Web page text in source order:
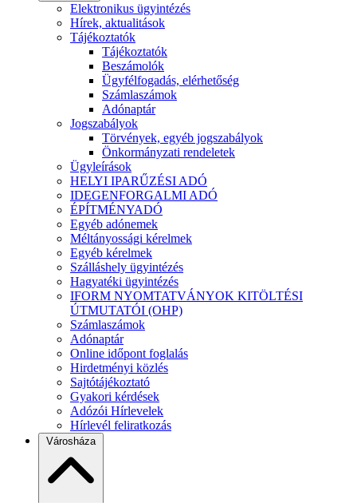
Elektronikus ügyintézés
Hírek, aktualitások
Tájékoztatók
Tájékoztatók
Beszámolók
Ügyfélfogadás, elérhetőség
Számlaszámok
Adónaptár
Jogszabályok
Törvények, egyéb jogszabályok
Önkormányzati rendeletek
Ügyleírások
HELYI IPARŰZÉSI ADÓ
IDEGENFORGALMI ADÓ
ÉPÍTMÉNYADÓ
Egyéb adónemek
Méltányossági kérelmek
Egyéb kérelmek
Szálláshely ügyintézés
Hagyatéki ügyintézés
IFORM NYOMTATVÁNYOK KITÖLTÉSI
ÚTMUTATÓI (OHP)
Számlaszámok
Adónaptár
Online időpont foglalás
Hirdetményi közlés
Sajtótájékoztató
Gyakori kérdések
Adózói Hírlevelek
Hírlevél feliratkozás
Városháza